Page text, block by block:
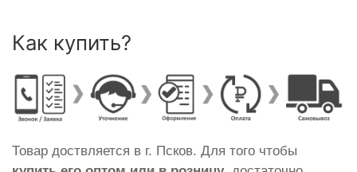
Как купить?
Товар доствляется в г. Псков. Для того чтобы